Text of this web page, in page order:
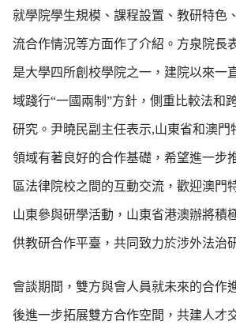
就學院學生規模、課程設置、教研特色
流合作情況等方面作了介紹。方泉院長
是大學四所創校學院之一，建院以來一
域踐行“一國兩制”方針，側重比較法和
研究。尹曉民副主任表示,山東省和澳門
領域有著良好的合作基礎，希望進一步
區法律院校之間的互動交流，歡迎澳門
山東參與研學活動，山東省港澳辦將積
供教研合作平臺，共同致力於涉外法治
會談期間，雙方與會人員就未來的合作
後進一步拓展雙方合作空間，共建人才